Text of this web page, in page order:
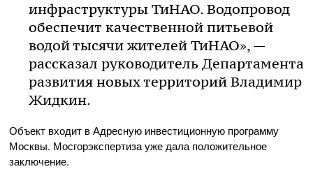
инфраструктуры ТиНАО. Водопровод
обеспечит качественной питьевой
водой тысячи жителей ТиНАО», —
рассказал руководитель Департамента
развития новых территорий Владимир
Жидкин.
Объект входит в Адресную инвестиционную программу
Москвы. Мосгорэкспертиза уже дала положительное
заключение.